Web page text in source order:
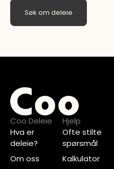
Søk om deleie
Coo Deleie
Hva er
deleie?
Om oss
Hjelp
Ofte stilte
spørsmål
Kalkulator